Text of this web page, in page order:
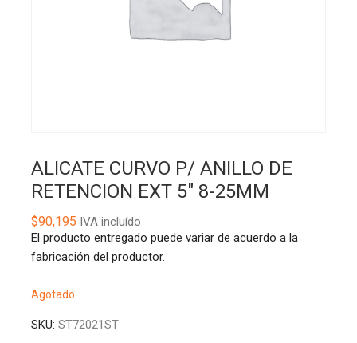
ALICATE CURVO P/ ANILLO DE
RETENCION EXT 5″ 8-25MM
$90,195 IVA incluído
El producto entregado puede variar de acuerdo a la
fabricación del productor.
Agotado
SKU: ST72021ST